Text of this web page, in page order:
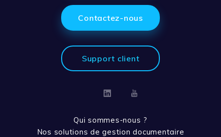
Contactez-nous
Support client
LinkedinYoutube
Qui sommes-nous ?
Nos solutions de gestion documentaire